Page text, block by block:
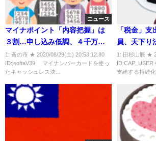
ニュース
マイナポイント「内容把握」は
３割…申し込み低調、４千万人
厳しく
1: 蚤の市 ★ 2020/08/29(土) 20:53:12.80
ID:jsoftaV39 マイナンバーカードを使っ
たキャッシュレス決...
「税金」
員、天下り
1: 田杉山脈 ★
支給する持続